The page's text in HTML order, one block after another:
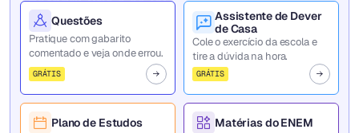
Questões
Pratique com gabarito
comentado e veja onde errou.
GRÁTIS
Assistente de Dever
de Casa
Cole o exercício da escola e
tire a dúvida na hora.
GRÁTIS
Plano de Estudos Matérias do ENEM